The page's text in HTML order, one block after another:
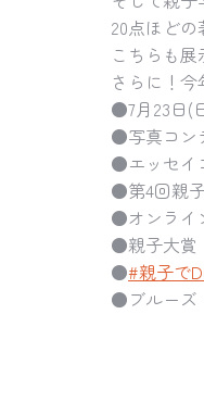
20点ほど
こちらも展
さらに！
●7月23日(
●写真コン
●エッセイ
●第4回親
●オンライ
●親子大
●#親子で
●ブルーズ